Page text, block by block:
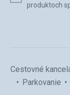
(povinné)
produktoch
Cestovné
Parkovanie